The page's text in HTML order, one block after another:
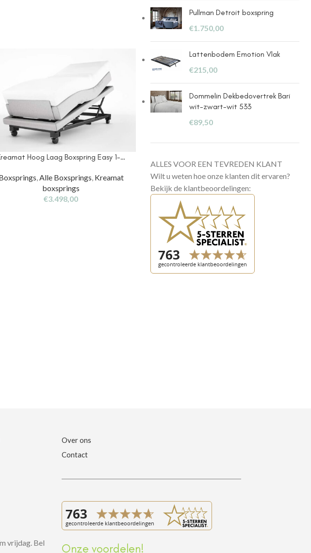
Hoog Laag Boxspring Easy 1-…
,Alle Boxsprings, Kreamat
boxsprings
€3.498,00
Pullman Detroit boxspring
€1.750,00
Lattenbodem Emotion Vlak
€215,00
Dommelin Dekbedovertrek Bari
wit-zwart-wit 533
€89,50
ALLES VOOR EEN TEVREDEN KLANT
Wilt u weten hoe onze klanten dit ervaren?
Bekijk de klantbeoordelingen:
vrijdag. Bel
Over ons
Contact
Onze voordelen!